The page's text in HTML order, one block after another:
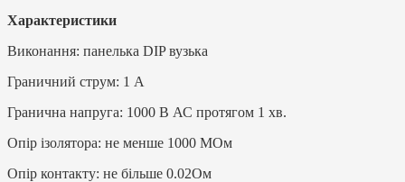
Характеристики
Виконання: панелька DIP вузька
Граничний струм: 1 A
Гранична напруга: 1000 В АС протягом 1 хв.
Опір ізолятора: не менше 1000 МОм
Опір контакту: не більше 0.02Ом